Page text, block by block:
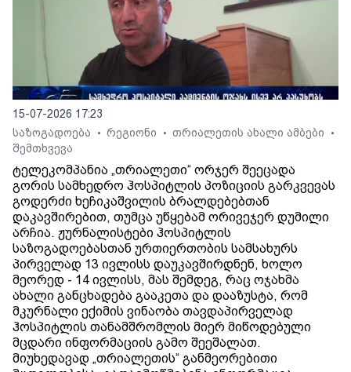
15-07-2026 17:23
საზოგადოება
• რეგიონი • თრიალეთის ახალი ამბები •
შემთხვევა
ტელეკომპანია „თრიალეთი“ ორჯერ შეეცადა
გორის სამხედრო ჰოსპიტლის პოზიციის გარკვევას
გოდერძი ხეჩიკაშვილის ბრალდებებთან
დაკავშირებით, თუმცა უწყებამ ორივეჯერ დუმილი
არჩია. ჟურნალისტები ჰოსპიტლის
საზოგადოებასთან ურთიერთობის სამსახურს
პირველად 13 ივლისს დაუკავშირდნენ, ხოლო
მეორედ - 14 ივლისს, მას შემდეგ, რაც ოჯახმა
ახალი განცხადება გააკეთა და დააზუსტა, რომ
მკურნალი ექიმის ვინაობა თავდაპირველად
ჰოსპიტლის თანამშრომლის მიერ მიწოდებული
მცდარი ინფორმაციის გამო შეეშალათ.
მიუხედავად „თრიალეთის“ განმეორებითი